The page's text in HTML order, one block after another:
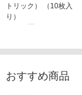
トリック） （10枚入
り）
おすすめ商品